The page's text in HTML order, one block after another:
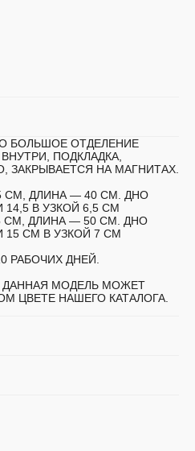
БОЛЬШОЕ ОТДЕЛЕНИЕ
ПОДКЛАДКА,
ЗАКРЫВАЕТСЯ НА МАГНИТАХ.
СМ, ДЛИНА — 40 СМ. ДНО
В УЗКОЙ 6,5 СМ
СМ, ДЛИНА — 50 СМ. ДНО
СМ В УЗКОЙ 7 СМ
РАБОЧИХ ДНЕЙ.
ДАННАЯ МОДЕЛЬ МОЖЕТ
ЦВЕТЕ НАШЕГО КАТАЛОГА.